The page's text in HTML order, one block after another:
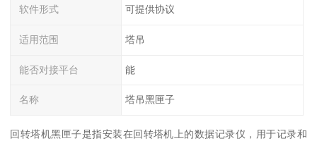
软件形式 可提供协议
适用范围 塔吊
能否对接平台 能
名称 塔吊黑匣子
回转塔机黑匣子是指安装在回转塔机上的数据记录仪，用于记录和